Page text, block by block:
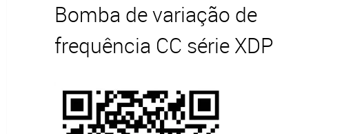
Bomba de variação de
frequência CC série XDP